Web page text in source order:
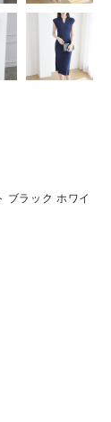
ブラック ホワイ